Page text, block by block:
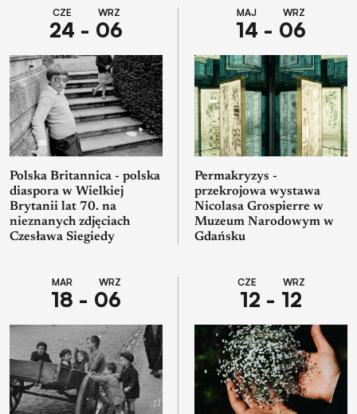
CZE WRZ
24 - 06
Polska Britannica - polska
diaspora w Wielkiej
Brytanii lat 70. na
nieznanych zdjęciach
Czesława Siegiedy
MAJ WRZ
14 - 06
Permakryzys -
przekrojowa wystawa
Nicolasa Grospierre w
Muzeum Narodowym w
Gdańsku
MAR WRZ
18 - 06
CZE WRZ
12 - 12